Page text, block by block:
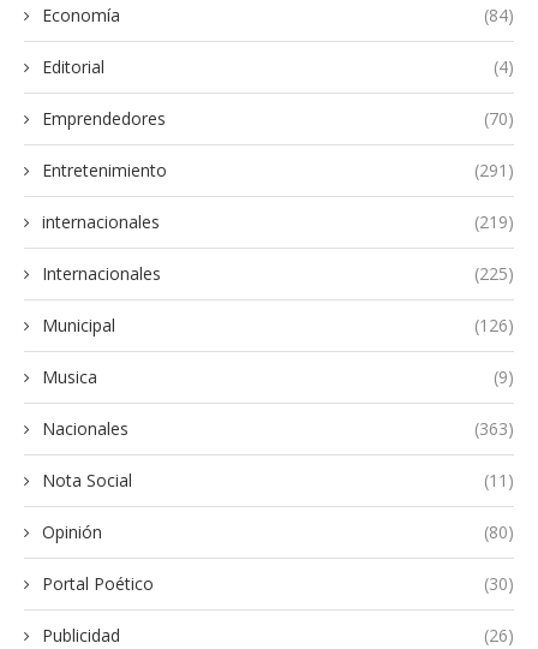
Economía (84)
Editorial (4)
Emprendedores (70)
Entretenimiento (291)
internacionales (219)
Internacionales (225)
Municipal (126)
Musica (9)
Nacionales (363)
Nota Social (11)
Opinión (80)
Portal Poético (30)
Publicidad (26)